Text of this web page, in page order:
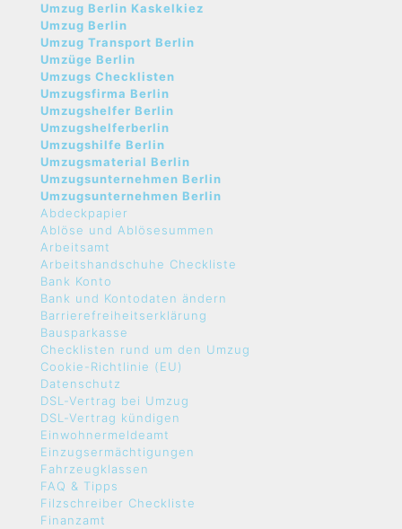
Umzug Berlin Kaskelkiez
Umzug Berlin
Umzug Transport Berlin
Umzüge Berlin
Umzugs Checklisten
Umzugsfirma Berlin
Umzugshelfer Berlin
Umzugshelferberlin
Umzugshilfe Berlin
Umzugsmaterial Berlin
Umzugsunternehmen Berlin
Umzugsunternehmen Berlin
Abdeckpapier
Ablöse und Ablösesummen
Arbeitsamt
Arbeitshandschuhe Checkliste
Bank Konto
Bank und Kontodaten ändern
Barrierefreiheitserklärung
Bausparkasse
Checklisten rund um den Umzug
Cookie-Richtlinie (EU)
Datenschutz
DSL-Vertrag bei Umzug
DSL-Vertrag kündigen
Einwohnermeldeamt
Einzugsermächtigungen
Fahrzeugklassen
FAQ & Tipps
Filzschreiber Checkliste
Finanzamt